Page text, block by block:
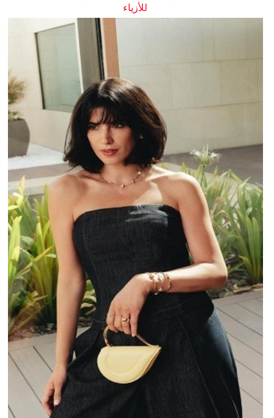
للأزياء